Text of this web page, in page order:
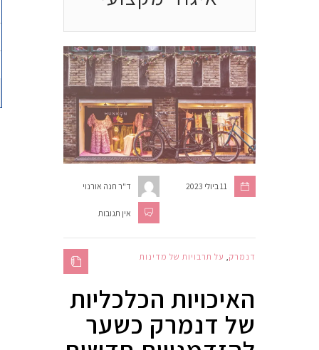
ד"ר חנה אורנוי 11 ביולי 2023
אין תגובות
דנמרק על תרבויות של מדינות
האיכויות הכלכליות
של דנמרק כשער